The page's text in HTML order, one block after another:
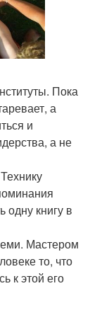
Пока
а
и
а не
книгу в
Мастером
то, что
к этой его